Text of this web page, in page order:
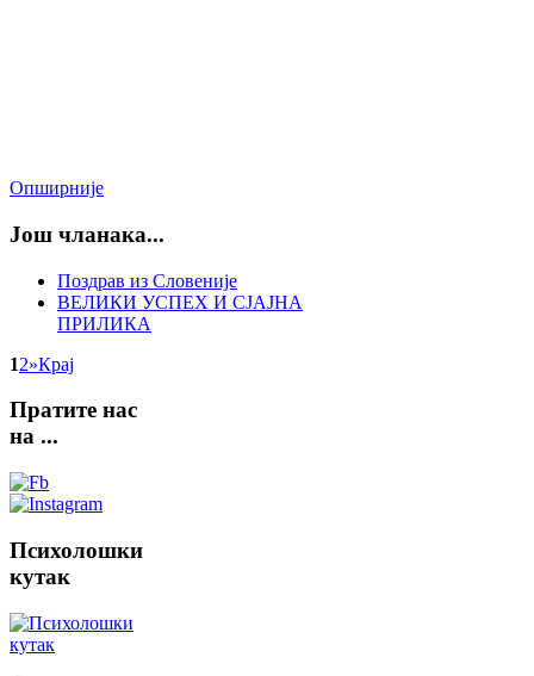
Опширније
Још чланака...
Поздрав из Словеније
ВЕЛИКИ УСПЕХ И СЈАЈНА
ПРИЛИКА
12»Крај
Пратите нас
на ...
Психолошки
кутак